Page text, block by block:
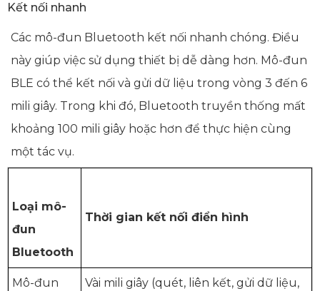
Kết nối nhanh
Các mô-đun Bluetooth kết nối nhanh chóng. Điều
này giúp việc sử dụng thiết bị dễ dàng hơn. Mô-đun
BLE có thể kết nối và gửi dữ liệu trong vòng 3 đến 6
mili giây. Trong khi đó, Bluetooth truyền thống mất
khoảng 100 mili giây hoặc hơn để thực hiện cùng
một tác vụ.
Loại mô-
đun
Bluetooth
Thời gian kết nối điển hình
Mô-đun
Vài mili giây (quét, liên kết, gửi dữ liệu,